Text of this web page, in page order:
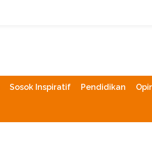
Sosok Inspiratif Pendidikan